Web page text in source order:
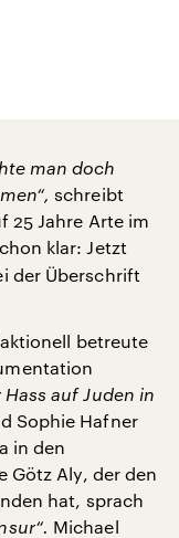
man doch
schreibt
25 Jahre Arte im
klar: Jetzt
der Überschrift
betreute
auf Juden in
Sophie Hafner
in den
Götz Aly, der den
hat, sprach
Michael